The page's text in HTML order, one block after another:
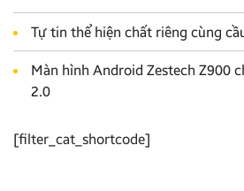
Tự tin thể hiện chất riêng cùng
Màn hình Android Zestech Z900
2.0
[filter_cat_shortcode]